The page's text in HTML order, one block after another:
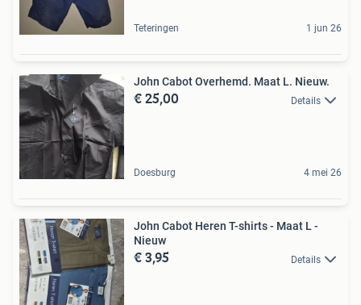
Teteringen 1 jun 26
John Cabot Overhemd. Maat L. Nieuw.
€ 25,00 Details
Doesburg 4 mei 26
John Cabot Heren T-shirts - Maat L -
Nieuw
€ 3,95 Details